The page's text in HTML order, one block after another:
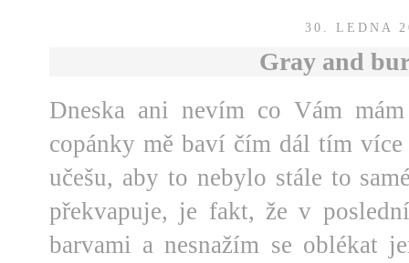
30. LEDNA
Gray and
Dneska ani nevím co Vám
copánky mě baví čím dál tím více
učešu, aby to nebylo stále to
překvapuje, je fakt, že v
barvami a nesnažím se oblékat